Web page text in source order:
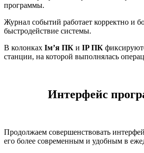
программы.
Журнал событий работает корректно и
быстродействие системы.
В колонках Ім’я ПК и IP ПК
станции, на которой выполнялась
Интерфейс
Продолжаем совершенствовать
его более современным и удобным в